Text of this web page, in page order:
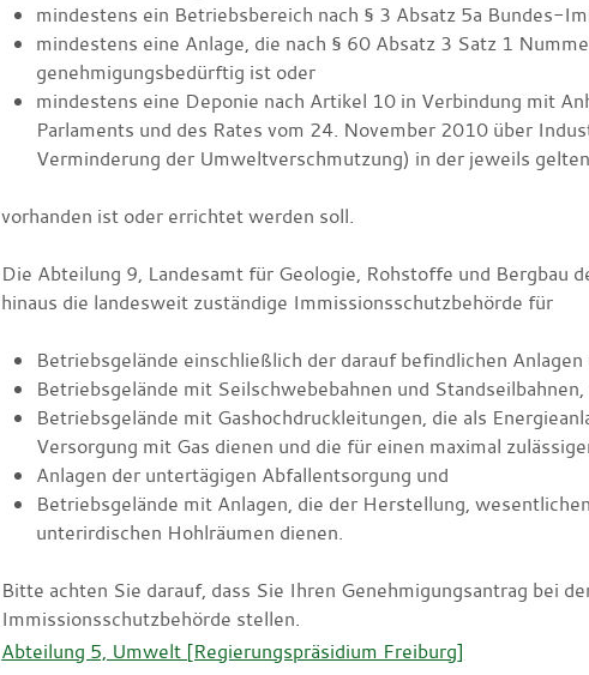
mindestens ein Betriebsbereich nach § 3 Absatz 5a Bundes-
mindestens eine Anlage, die nach § 60 Absatz 3 Satz 1
genehmigungsbedürftig ist oder
mindestens eine Deponie nach Artikel 10 in Verbindung mit
Parlaments und des Rates vom 24. November 2010 über
Verminderung der Umweltverschmutzung) in der jeweils
vorhanden ist oder errichtet werden soll.
Die Abteilung 9, Landesamt für Geologie, Rohstoffe und Bergbau
hinaus die landesweit zuständige Immissionsschutzbehörde für
Betriebsgelände einschließlich der darauf befindlichen
Betriebsgelände mit Seilschwebebahnen und
Betriebsgelände mit Gashochdruckleitungen, die als
Versorgung mit Gas dienen und die für einen maximal
Anlagen der untertägigen Abfallentsorgung und
Betriebsgelände mit Anlagen, die der Herstellung,
unterirdischen Hohlräumen dienen.
Bitte achten Sie darauf, dass Sie Ihren Genehmigungsantrag bei
Immissionsschutzbehörde stellen.
Abteilung 5, Umwelt [Regierungspräsidium Freiburg]